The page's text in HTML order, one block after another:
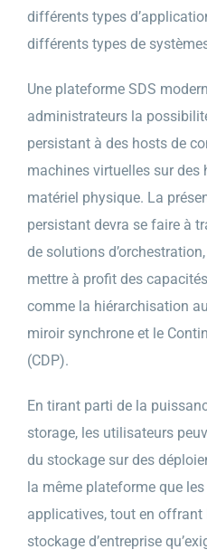
différents types
différents types de
Une plateforme SDS
administrateurs la
persistant à des hosts de
machines virtuelles sur des
matériel physique. La
persistant devra se faire à
de solutions
mettre à profit des
comme la hiérarchisation
miroir synchrone et le
(CDP).
En tirant parti de la
storage, les utilisateurs
du stockage sur des
la même plateforme que
applicatives, tout en offrant
stockage d’entreprise